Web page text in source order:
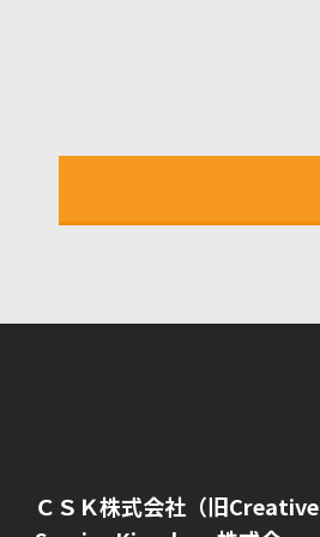
ＣＳＫ株式会社（旧Creative